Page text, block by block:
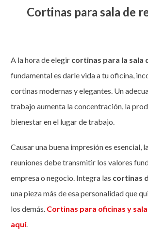
Cortinas para sala de
A la hora de elegir cortinas para la sala
fundamental es darle vida a tu oficina,
cortinas modernas y elegantes. Un
trabajo aumenta la concentración, la
bienestar en el lugar de trabajo.
Causar una buena impresión es esencial,
reuniones debe transmitir los valores
empresa o negocio. Integra las cortinas
una pieza más de esa personalidad que
los demás. Cortinas para oficinas y
aquí.